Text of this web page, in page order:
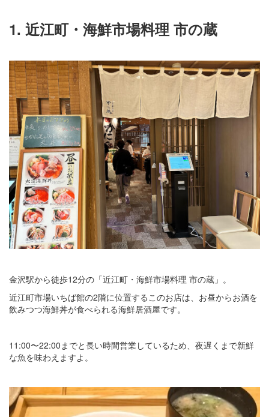
1. 近江町・海鮮市場料理 市の蔵
金沢駅から徒歩12分の「近江町・海鮮市場料理 市の蔵」。
近江町市場いちば館の2階に位置するこのお店は、お昼からお酒を
飲みつつ海鮮丼が食べられる海鮮居酒屋です。
11:00〜22:00までと長い時間営業しているため、夜遅くまで新鮮
な魚を味わえますよ。